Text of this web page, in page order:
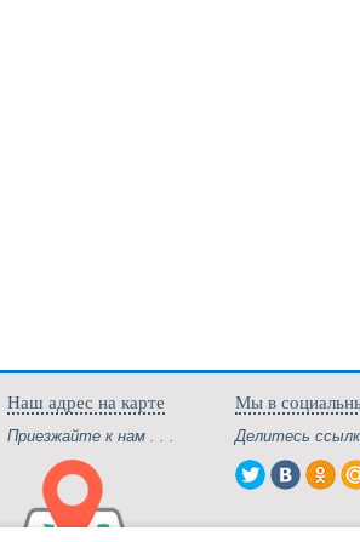
Наш адрес на карте
Приезжайте к нам . . .
Мы в
Делитесь